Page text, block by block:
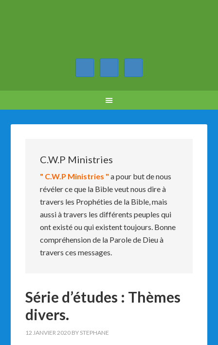
C.W.P Ministries
" C.W.P Ministries " a pour but de nous
révéler ce que la Bible veut nous dire à
travers les Prophéties de la Bible, mais
aussi à travers les différents peuples qui
ont existé ou qui existent toujours. Bonne
compréhension de la Parole de Dieu à
travers ces messages.
Série d’études : Thèmes
divers.
12 JANVIER 2020 BY STEPHANE